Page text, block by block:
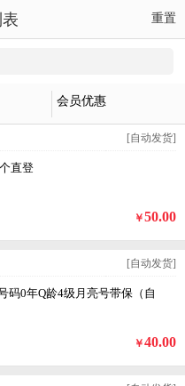
重置
会员优惠
[自动发货]
直登
￥50.00
[自动发货]
码0年Q龄4级月亮号带保（自
￥40.00